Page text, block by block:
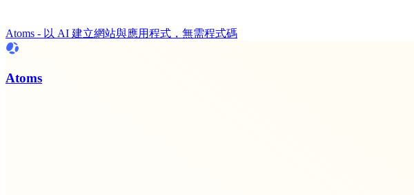
Atoms - 以 AI 建立網站與應用程式，無需程式碼
Atoms